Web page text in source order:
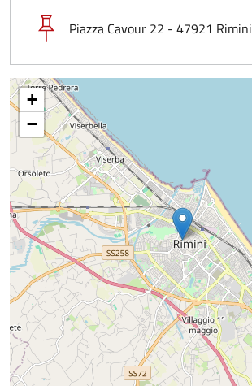
Piazza Cavour 22 - 47921 Rimini
+
−